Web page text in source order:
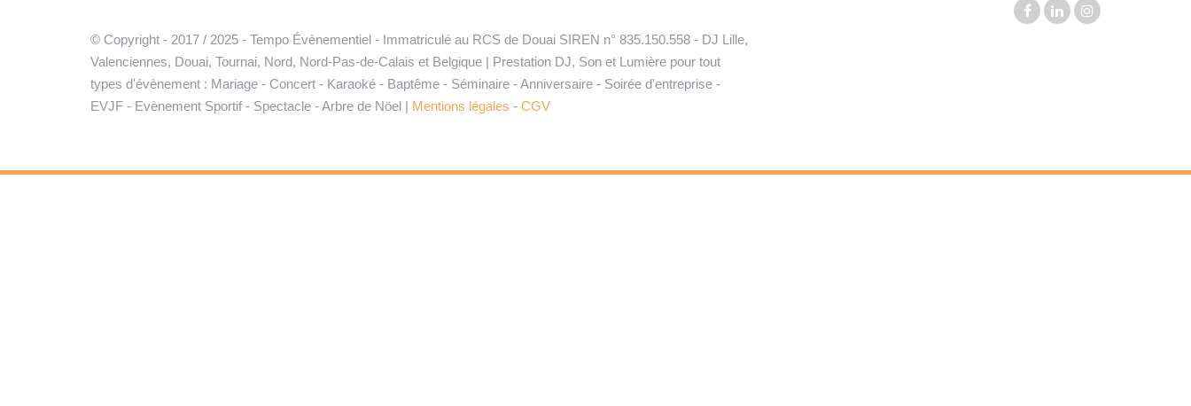
© Copyright - 2017 / 2025 - Tempo Évènementiel - Immatriculé au RCS de Douai SIREN n° 835.150.558 - DJ Lille,
Valenciennes, Douai, Tournai, Nord, Nord-Pas-de-Calais et Belgique | Prestation DJ, Son et Lumière pour tout
types d'évènement : Mariage - Concert - Karaoké - Baptême - Séminaire - Anniversaire - Soirée d'entreprise -
EVJF - Evènement Sportif - Spectacle - Arbre de Nöel | Mentions légales - CGV